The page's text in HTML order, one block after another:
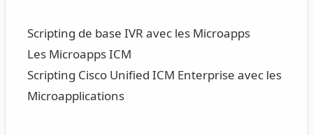
Scripting de base IVR avec les Microapps
Les Microapps ICM
Scripting Cisco Unified ICM Enterprise avec les
Microapplications